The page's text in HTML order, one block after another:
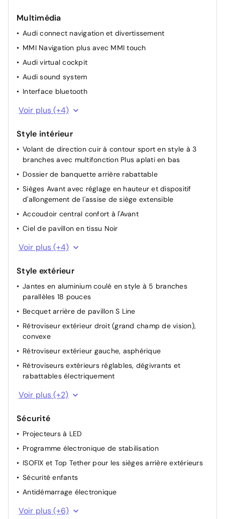
Vitres AV et AR électriques
Appuie-tête à l'avant
Dispositif de limitation de vitesse
Système Start & Stop
Afficheur de niveau d'eau de lave-glace
Buses de lave-glace dégivrantes, à l'avant
Assistant dynamique de démarrage
Multimédia
Audi connect navigation et divertissement
MMI Navigation plus avec MMI touch
Audi virtual cockpit
Audi sound system
Interface bluetooth
Audi connect navigation & infotainment
Combiné d'instruments RS
Audi smartphone interface (Apple Car Play et Android
Auto)
Voir plus (+4)
Style intérieur
Volant de direction cuir à contour sport en style à 3
branches avec multifonction Plus aplati en bas
Dossier de banquette arrière rabattable
Sièges Avant avec réglage en hauteur et dispositif
d'allongement de l'assise de siège extensible
Accoudoir central confort à l'Avant
Ciel de pavillon en tissu Noir
Combinaison tissu Séquence/cuir
Pédalier et repose-pieds en acier inoxydable
Pack Sport S line
Voir plus (+4)
Style extérieur
Jantes en aluminium coulé en style à 5 branches
parallèles 18 pouces
Becquet arrière de pavillon S Line
Rétroviseur extérieur droit (grand champ de vision),
convexe
Rétroviseur extérieur gauche, asphérique
Rétroviseurs extérieurs réglables, dégivrants et
rabattables électriquement
Pack extérieur s line
à l'avant, éclairés, avec monogramme S
Voir plus (+2)
Sécurité
Projecteurs à LED
Programme électronique de stabilisation
ISOFIX et Top Tether pour les sièges arrière extérieurs
Sécurité enfants
Antidémarrage électronique
Système de contrôle de la pression des pneus
Voir plus (+6)